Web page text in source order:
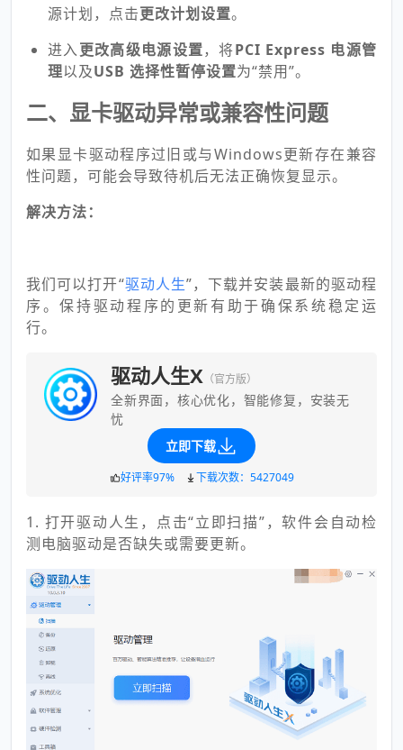
源计划，点击更改计划设置。
进入更改高级电源设置，将PCI Express 电源管
理以及USB 选择性暂停设置为“禁用”。
二、显卡驱动异常或兼容性问题
如果显卡驱动程序过旧或与Windows更新存在兼容
性问题，可能会导致待机后无法正确恢复显示。
解决方法：
我们可以打开“驱动人生”，下载并安装最新的驱动程
序。保持驱动程序的更新有助于确保系统稳定运
行。
驱动人生X （官方版）
全新界面，核心优化，智能修复，安装无
忧
立即下载
好评率97% 下载次数：5427049
1. 打开驱动人生，点击“立即扫描”，软件会自动检
测电脑驱动是否缺失或需要更新。